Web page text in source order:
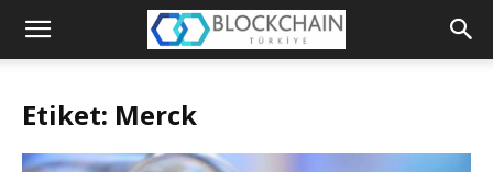
Blockchain
Etiket: Merck